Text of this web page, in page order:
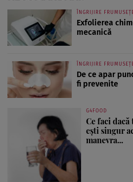
ÎNGRIJIRE
Exfolierea
mecanică
ÎNGRIJIRE
De ce apar
fi prevenite
G4FOOD
Ce faci
ești singur
manevra...